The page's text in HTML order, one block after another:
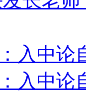
入中论
入中论